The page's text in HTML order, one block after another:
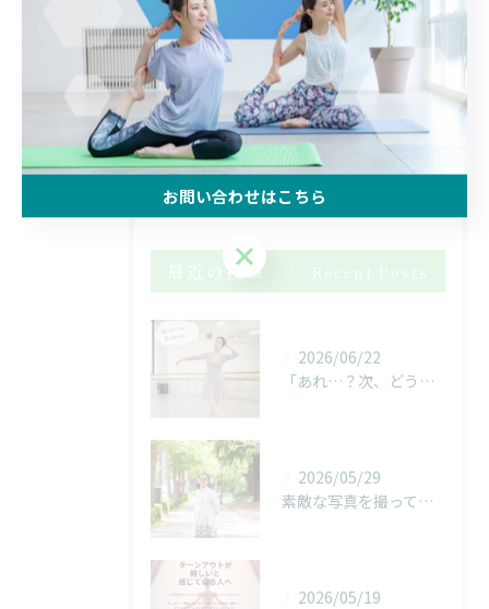
マンツーマン
腰痛
マット
からだの使い方
会員限定メニュー
最近の投稿 Recent Posts
2026/06/22
「あれ…？次、どうだったっけ…？」
2026/05/29
素敵な写真を撮っていただきました！
2026/05/19
お問い合わせはこちら
お問い合わせはこちら